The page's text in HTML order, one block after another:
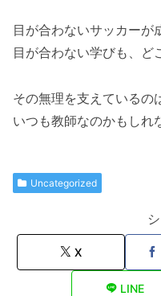
目が合わないサッカーが
目が合わない学びも、ど
その無理を支えているの
いつも教師なのかもしれ
Uncategorized
X
LINE